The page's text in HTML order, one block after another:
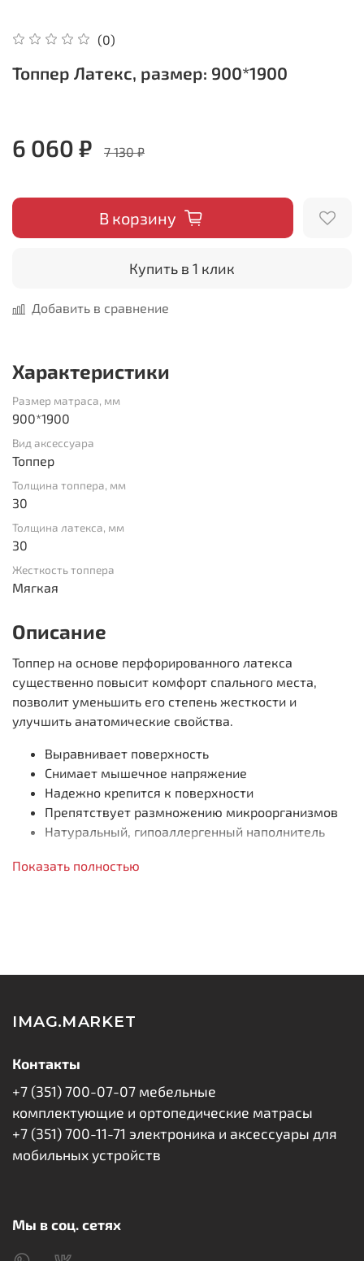
(0)
Топпер Латекс, размер: 900*1900
6 060 ₽ 7 130 ₽
В корзину
Купить в 1 клик
Добавить в сравнение
Характеристики
Размер матраса, мм
900*1900
Вид аксессуара
Топпер
Толщина топпера, мм
30
Толщина латекса, мм
30
Жесткость топпера
Мягкая
Описание
Топпер на основе перфорированного латекса
существенно повысит комфорт спального места,
позволит уменьшить его степень жесткости и
улучшить анатомические свойства.
Выравнивает поверхность
Снимает мышечное напряжение
Надежно крепится к поверхности
Препятствует размножению микроорганизмов
Натуральный, гипоаллергенный наполнитель
Состав по слоям:
Показать полностью
IMAG.MARKET
Контакты
+7 (351) 700-07-07 мебельные
комплектующие и ортопедические матрасы
+7 (351) 700-11-71 электроника и аксессуары для
мобильных устройств
Мы в соц. сетях